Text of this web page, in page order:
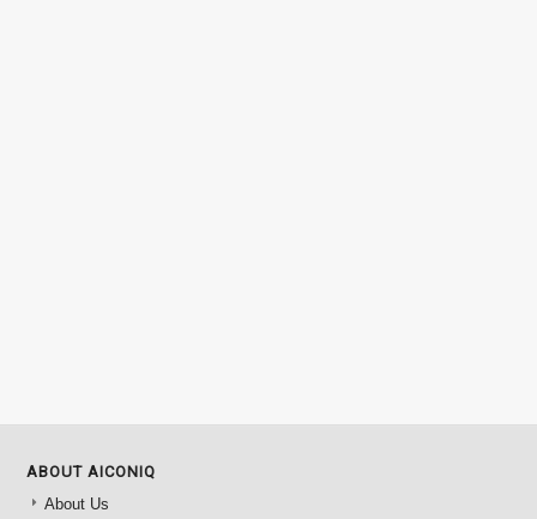
ABOUT AICONIQ
About Us